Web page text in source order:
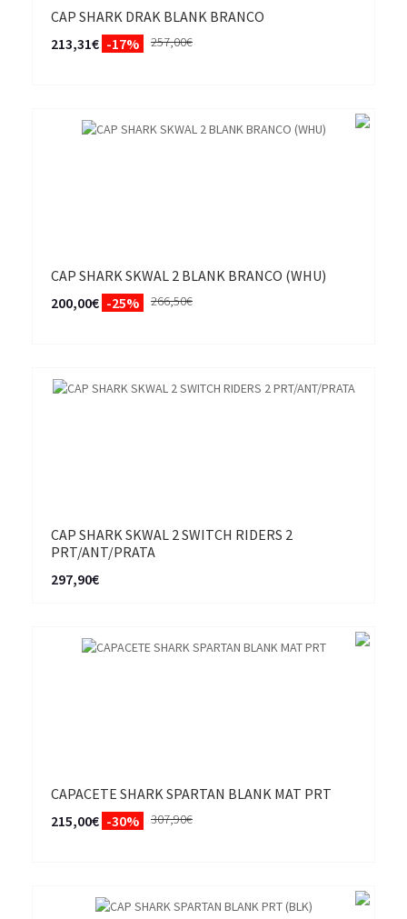
CAP SHARK DRAK BLANK BRANCO
213,31€ -17% 257,00€
CAP SHARK SKWAL 2 BLANK BRANCO (WHU)
200,00€ -25% 266,50€
CAP SHARK SKWAL 2 SWITCH RIDERS 2
PRT/ANT/PRATA
297,90€
CAPACETE SHARK SPARTAN BLANK MAT PRT
215,00€ -30% 307,90€